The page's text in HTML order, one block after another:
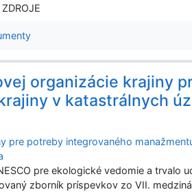
organizácie krajiny
v katastrálnych
pre potreby integrovaného
pre ekologické vedomie a trvalo
zborník príspevkov zo VII.